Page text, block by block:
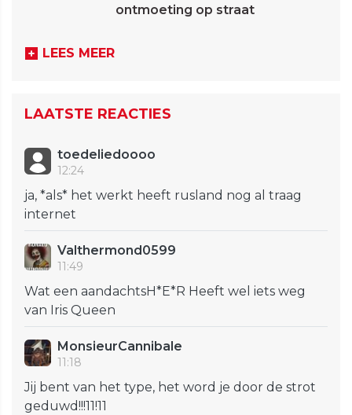
ontmoeting op straat
LEES MEER
LAATSTE REACTIES
toedeliedoooo
12:24
ja, *als* het werkt heeft rusland nog al traag
internet
Valthermond0599
11:49
Wat een aandachtsH*E*R Heeft wel iets weg
van Iris Queen
MonsieurCannibale
11:18
Jij bent van het type, het word je door de strot
geduwd!!!11!11